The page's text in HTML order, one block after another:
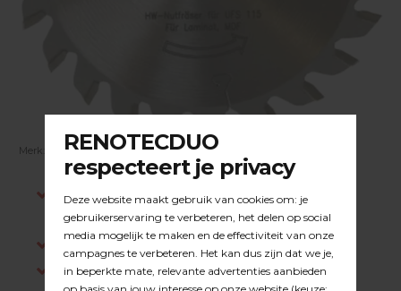
Merk: BEPO| Artikelnummer:23.39.020
Indien op voorraad, voor 15:00 besteld is
dezelfde werkdag verstuurd.
Gratis verzending in NL vanaf €200,-
Log in om prijzen te zien.